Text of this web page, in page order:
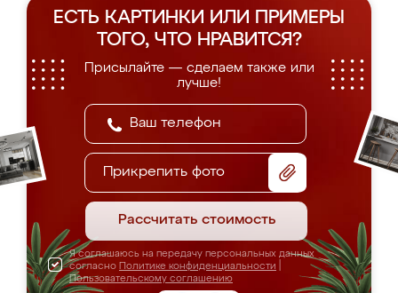
ЕСТЬ КАРТИНКИ ИЛИ ПРИМЕРЫ
ТОГО, ЧТО НРАВИТСЯ?
Присылайте — сделаем также или
лучше!
Прикрепить фото
Рассчитать стоимость
Я соглашаюсь на передачу персональных данных
согласно Политике конфиденциальности
Пользовательскому соглашению